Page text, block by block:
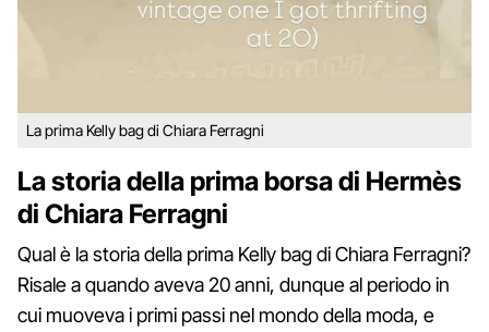
La prima Kelly bag di Chiara Ferragni
La storia della prima borsa di Hermès
di Chiara Ferragni
Qual è la storia della prima Kelly bag di Chiara Ferragni?
Risale a quando aveva 20 anni, dunque al periodo in
cui muoveva i primi passi nel mondo della moda, e